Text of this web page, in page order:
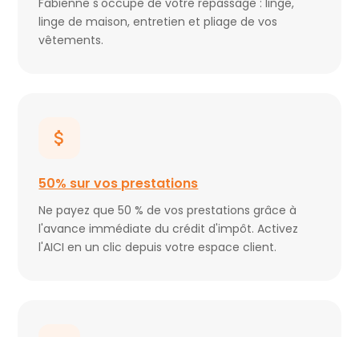
Fabienne s'occupe de votre repassage : linge,
linge de maison, entretien et pliage de vos
vêtements.
50% sur vos prestations
Ne payez que 50 % de vos prestations grâce à
l'avance immédiate du crédit d'impôt. Activez
l'AICI en un clic depuis votre espace client.